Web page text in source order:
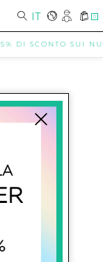
IT 0
DI SCONTO SUI